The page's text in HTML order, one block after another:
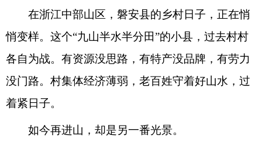
在浙江中部山区，磐安县的乡村日子，正在悄
悄变样。这个“九山半水半分田”的小县，过去村村
各自为战。有资源没思路，有特产没品牌，有劳力
没门路。村集体经济薄弱，老百姓守着好山水，过
着紧日子。
如今再进山，却是另一番光景。